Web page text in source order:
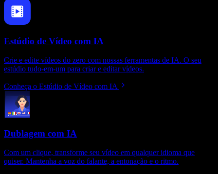
Estúdio de Vídeo com IA
Crie e edite vídeos do zero com nossas ferramentas de IA. O seu
estúdio tudo-em-um para criar e editar vídeos.
Conheça o Estúdio de Vídeo com IA
Dublagem com IA
Com um clique, transforme seu vídeo em qualquer idioma que
quiser. Mantenha a voz do falante, a entonação e o ritmo.